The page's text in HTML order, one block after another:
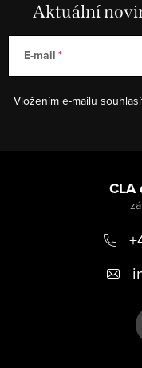
Aktuální
E-mail
Vložením e-mailu
CLA